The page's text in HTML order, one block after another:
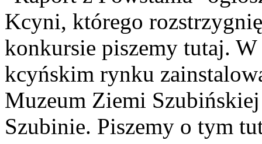
Kcyni, którego
konkursie piszemy tutaj.
kcyńskim rynku
Muzeum Ziemi
Szubinie. Piszemy o tym